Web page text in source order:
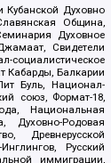
Кубанской Духовно
Община,
Духовное
Свидетели
социалистическое
Кабарды, Балкарии
Буль, Национал-
союз, Формат-18,
Национальная
Духовно-Родовая
Древнерусской
Русский
иммиграции,